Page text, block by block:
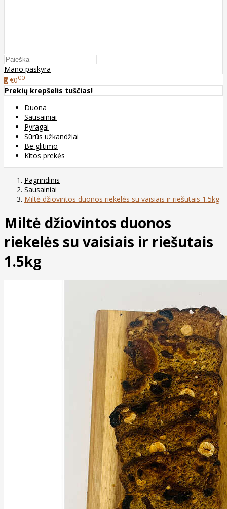
Mano paskyra
0 €000
Prekių krepšelis tuščias!
Duona
Sausainiai
Pyragai
Sūrūs užkandžiai
Be glitimo
Kitos prekės
Pagrindinis
Sausainiai
Miltė džiovintos duonos riekelės su vaisiais ir riešutais 1.5kg
Miltė džiovintos duonos
riekelės su vaisiais ir riešutais
1.5kg